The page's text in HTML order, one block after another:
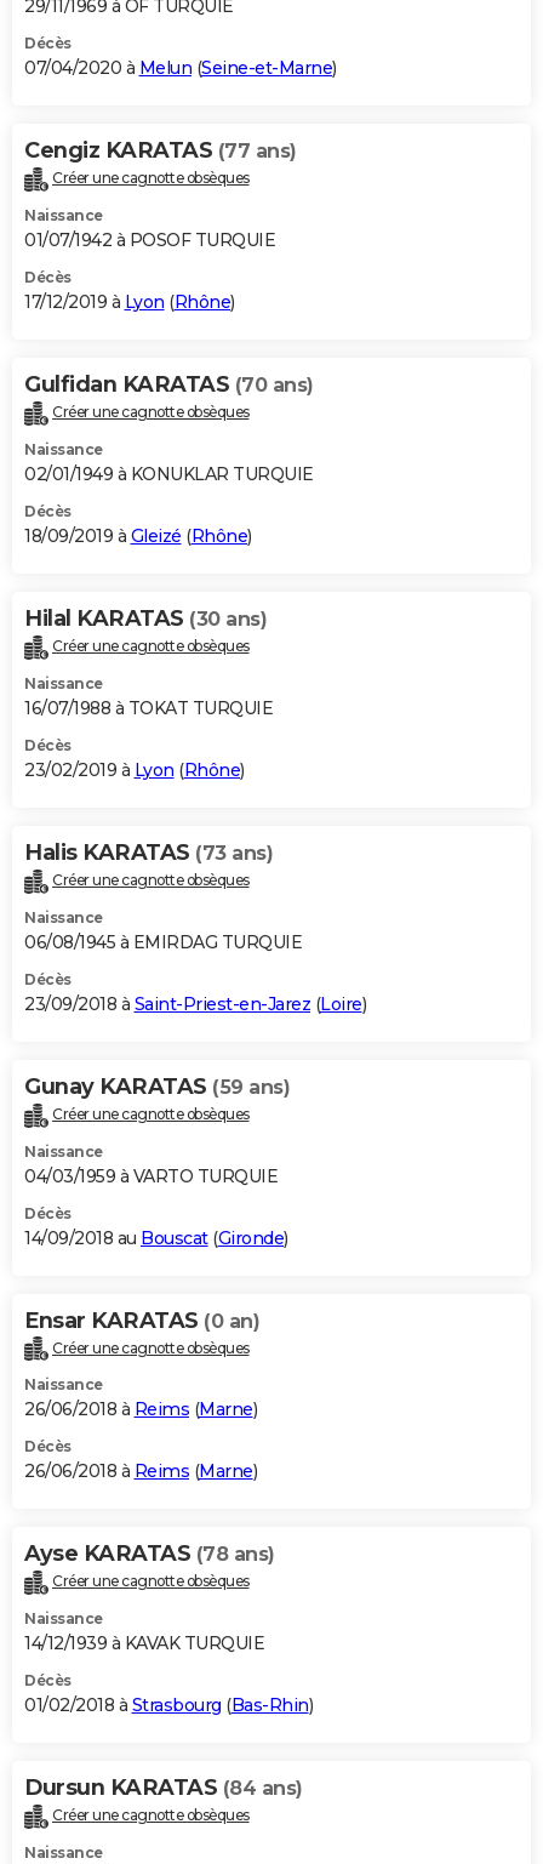
29/11/1969 à OF TURQUIE
Décès
07/04/2020 à Melun (Seine-et-Marne)
Cengiz KARATAS (77 ans)
Créer une cagnotte obsèques
Naissance
01/07/1942 à POSOF TURQUIE
Décès
17/12/2019 à Lyon (Rhône)
Gulfidan KARATAS (70 ans)
Créer une cagnotte obsèques
Naissance
02/01/1949 à KONUKLAR TURQUIE
Décès
18/09/2019 à Gleizé (Rhône)
Hilal KARATAS (30 ans)
Créer une cagnotte obsèques
Naissance
16/07/1988 à TOKAT TURQUIE
Décès
23/02/2019 à Lyon (Rhône)
Halis KARATAS (73 ans)
Créer une cagnotte obsèques
Naissance
06/08/1945 à EMIRDAG TURQUIE
Décès
23/09/2018 à Saint-Priest-en-Jarez (Loire)
Gunay KARATAS (59 ans)
Créer une cagnotte obsèques
Naissance
04/03/1959 à VARTO TURQUIE
Décès
14/09/2018 au Bouscat(Gironde)
Ensar KARATAS (0 an)
Créer une cagnotte obsèques
Naissance
26/06/2018 à Reims (Marne)
Décès
26/06/2018 à Reims (Marne)
Ayse KARATAS (78 ans)
Créer une cagnotte obsèques
Naissance
14/12/1939 à KAVAK TURQUIE
Décès
01/02/2018 à Strasbourg (Bas-Rhin)
Dursun KARATAS (84 ans)
Créer une cagnotte obsèques
Naissance